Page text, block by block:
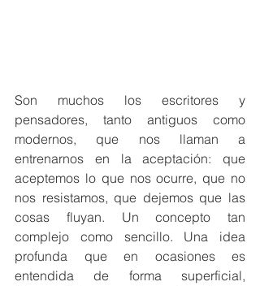
Son muchos los escritores y
pensadores, tanto antiguos como
modernos, que nos llaman a
entrenarnos en la aceptación: que
aceptemos lo que nos ocurre, que no
nos resistamos, que dejemos que las
cosas fluyan. Un concepto tan
complejo como sencillo. Una idea
profunda que en ocasiones es
entendida de forma superficial,